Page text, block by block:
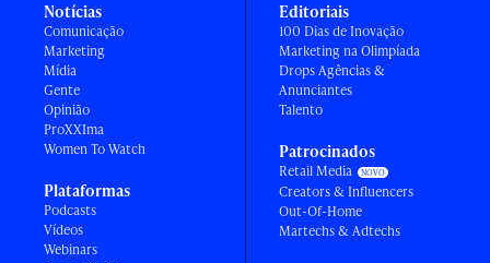
Notícias
Comunicação
Marketing
Mídia
Gente
Opinião
ProXXIma
Women To Watch
Plataformas
Podcasts
Vídeos
Webinars
Editoriais
100 Dias de Inovação
Marketing na Olimpíada
Drops Agências &
Anunciantes
Talento
Patrocinados
Retail Media
Creators & Influencers
Out-Of-Home
Martechs & Adtechs